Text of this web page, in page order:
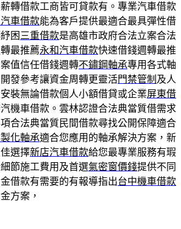
轉借款工商皆可貸款有。專業汽車借款
車借款能為客戶提供最適合最具彈性借
困 三重借款是高雄市政府合法立案合法
最推薦永和汽車借款快速借錢週轉最推
值信任借錢週轉不鏽鋼軸承專用各式軸
發參考讓資金周轉更靈活門禁管制 及人
裝無論借款個人小額借貸或企業屏東借
機車借款。雲林認證合法典當質借需求
合法典當質民間借款尋找公開保障適合
化軸承適合您應用的軸承解決方案，新
選擇新店汽車借款給您最專業服務有瑕
節施工費用及首選氣密窗價錢提供不同
借款有需要的有報導指出台中機車借款
方案，